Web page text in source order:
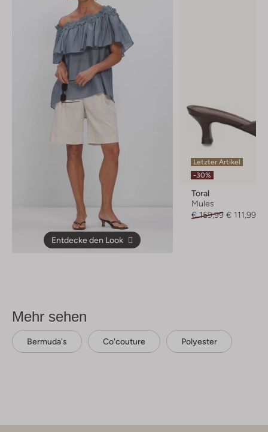
Entdecke den Look
Letzter Artikel
-30%
Toral
Mules
€ 159,99 € 111,99
Mehr sehen
Bermuda's Co'couture Polyester